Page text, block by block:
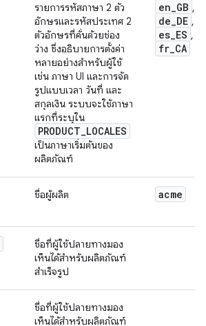
รายการรหัสภาษา 2 ตัว
อักษรและรหัสประเทศ 2
ตัวอักษรที่คั่นด้วยช่อง
ว่าง ซึ่งอธิบายการตั้งค่า
หลายอย่างสำหรับผู้ใช้
เช่น ภาษา UI และการจัด
รูปแบบเวลา วันที่ และ
สกุลเงิน ระบบจะใช้ภาษา
แรกที่ระบุใน
PRODUCT_LOCALES
เป็นภาษาเริ่มต้นของ
ผลิตภัณฑ์
en_GB ,
de_DE ,
es_ES ,
fr_CA
ชื่อผู้ผลิต acme
ชื่อที่ผู้ใช้ปลายทางมอง
เห็นได้สำหรับผลิตภัณฑ์
สำเร็จรูป
ชื่อที่ผู้ใช้ปลายทางมอง
เห็นได้สำหรับผลิตภัณฑ์